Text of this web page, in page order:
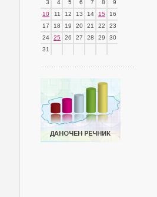
3
4 5 6 7 8
9
10
11 12 13 14 15
16
17
18 19 20 21 22
23
24
25 26 27 28 29
30
31